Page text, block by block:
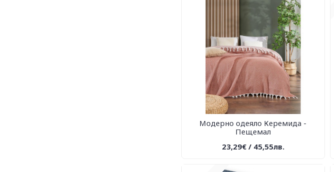
Модерно одеяло Керемида -
Пещемал
23,29€ / 45,55лв.